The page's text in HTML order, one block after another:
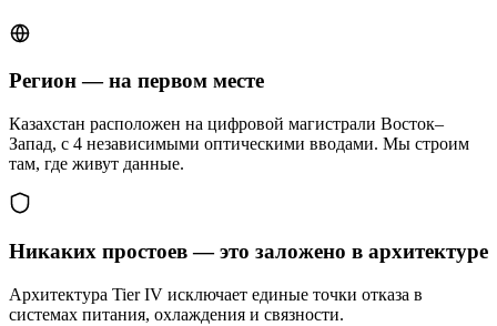
Регион — на первом месте
Казахстан расположен на цифровой магистрали Восток–
Запад, с 4 независимыми оптическими вводами. Мы строим
там, где живут данные.
Никаких простоев — это заложено в архитектуре
Архитектура Tier IV исключает единые точки отказа в
системах питания, охлаждения и связности.